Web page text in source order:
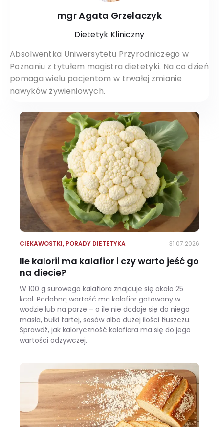
mgr Agata Grzelaczyk
Dietetyk Kliniczny
Absolwentka Uniwersytetu Przyrodniczego w
Poznaniu z tytułem magistra dietetyki. Na co dzień
pomaga wielu pacjentom w trwałej zmianie
nawyków żywieniowych.
CIEKAWOSTKI, PORADY DIETETYKA 31.07.2026
Ile kalorii ma kalafior i czy warto jeść go
na diecie?
W 100 g surowego kalafiora znajduje się około 25
kcal. Podobną wartość ma kalafior gotowany w
wodzie lub na parze – o ile nie dodaje się do niego
masła, bułki tartej, sosów albo dużej ilości tłuszczu.
Sprawdź, jak kaloryczność kalafiora ma się do jego
wartości odżywczej.